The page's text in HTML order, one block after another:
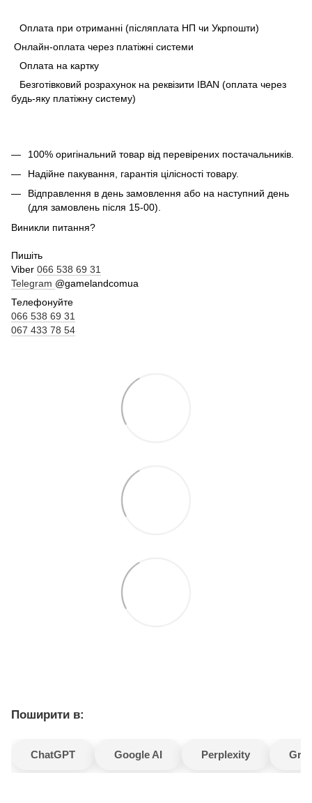
Оплата при отриманні (післяплата НП чи Укрпошти)
Онлайн-оплата через платіжні системи
Оплата на картку
Безготівковий розрахунок на реквізити IBAN (оплата через
будь-яку платіжну систему)
100% оригінальний товар від перевірених постачальників.
Надійне пакування, гарантія цілісності товару.
Відправлення в день замовлення або на наступний день
(для замовлень після 15-00).
Виникли питання?
Пишіть
Viber 066 538 69 31
Telegram @gamelandcomua
Телефонуйте
066 538 69 31
067 433 78 54
Поширити в:
ChatGPT Google AI Perplexity